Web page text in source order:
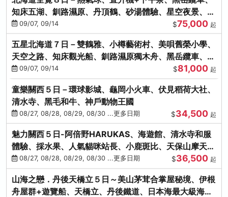
知床五湖、釧路濕原、丹頂鶴、砂湯體驗、星空夜景、洞
爺花火、螃蟹懷石料理
09/07, 09/14 $75,000 起
五星北海道７日－雙鶴雅、小樽藝術村、美唄舊榮小學、
天空之路、知床觀光船、釧路濕原獨木舟、黑岳纜車、流
冰硝子館DIY玻璃杯
09/07, 09/14 $81,000 起
童樂關西５日－環球影城、龜岡小火車、伏見稻荷大社、
清水寺、黑毛和牛、神戶動物王國
08/27, 08/28, 08/29, 08/30 ...更多日期 $34,500 起
魅力關西５日-阿倍野HARUKAS、海遊館、清水寺和服
體驗、採水果、人氣貓咪站長、小鹿斑比、天保山摩天
輪、水上巴士
08/27, 08/28, 08/29, 08/30 ...更多日期 $36,500 起
山海之戀．丹後天橋立５日～美山茅茸合掌屋秘境、伊根
舟屋群+遊覽船、天橋立、丹後鐵道、日本海最大級海鮮